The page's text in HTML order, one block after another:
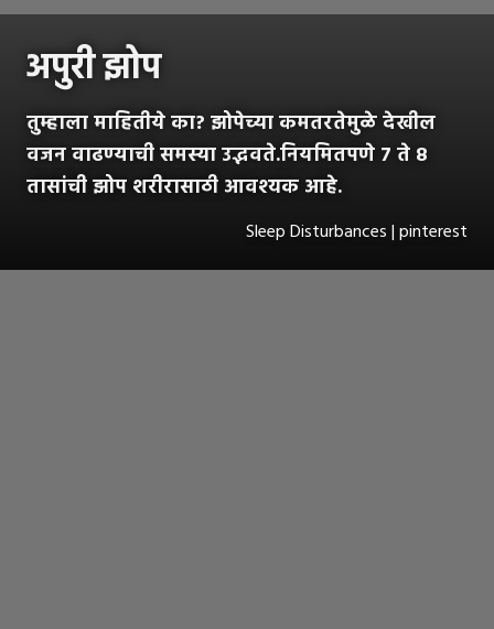
अपुरी झोप
तुम्हाला माहितीये का? झोपेच्या कमतरतेमुळे देखील
वजन वाढण्याची समस्या उद्भवते.नियमितपणे ७ ते ८
तासांची झोप शरीरासाठी आवश्यक आहे.
Sleep Disturbances | pinterest